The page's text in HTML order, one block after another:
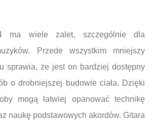
ma wiele zalet, szczególnie dla
Przede wszystkim mniejszy
sprawia, że jest on bardziej dostępny
o drobniejszej budowie ciała. Dzięki
mogą łatwiej opanować technikę
naukę podstawowych akordów. Gitara